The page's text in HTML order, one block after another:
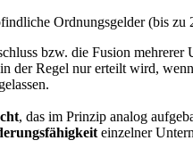
Ordnungsgelder (bis zu
bzw. die Fusion mehrerer
der Regel nur erteilt wird,
, das im Prinzip analog
einzelner